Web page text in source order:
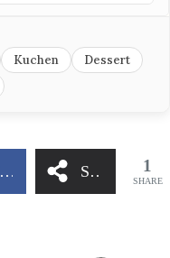
Kuchen
Dessert
Facebook Share 1
SHARE